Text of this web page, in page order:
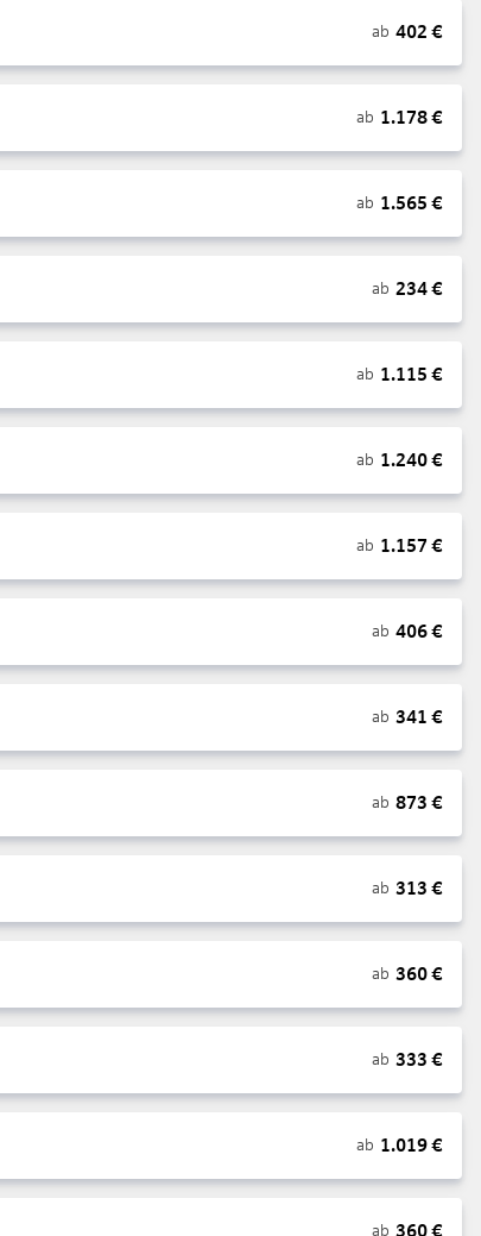
ab 402 €
ab 1.178€
ab 1.565 €
ab 234€
ab 1.115 €
ab 1.240€
ab 1.157 €
ab 406€
ab 341 €
ab 873 €
ab 313 €
ab 360€
ab 333 €
ab 1.019€
ab 360€